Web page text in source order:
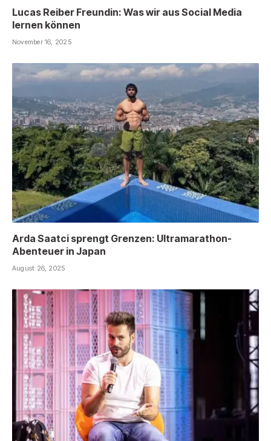
Lucas Reiber Freundin: Was wir aus Social Media
lernen können
November 16, 2025
Arda Saatci sprengt Grenzen: Ultramarathon-
Abenteuer in Japan
August 26, 2025